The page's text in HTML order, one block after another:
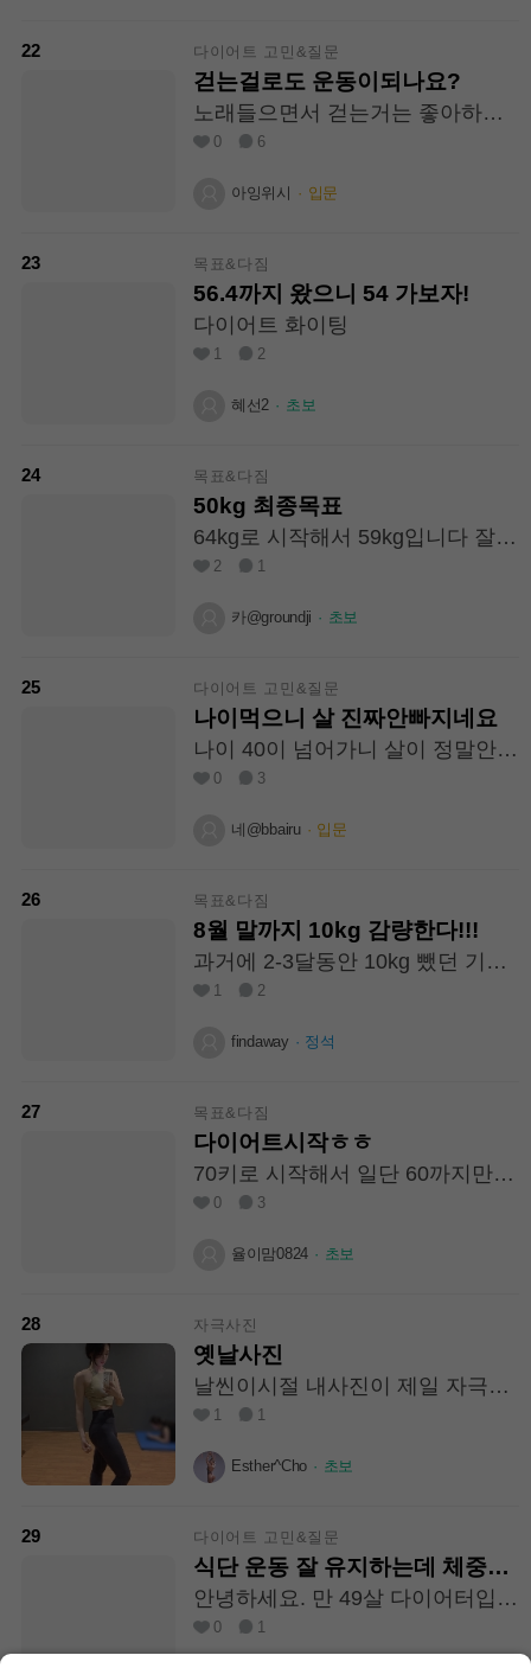
22 다이어트 고민&질문
걷는걸로도 운동이되나요?
노래들으면서 걷는거는 좋아하는
데 운동은 하기싫어서요… 걷는것
0 6
아잉위시 · 입문
23 목표&다짐
56.4까지 왔으니 54 가보자!
다이어트 화이팅
1 2
혜선2 · 초보
24 목표&다짐
50kg 최종목표
64kg로 시작해서 59kg입니다 잘할
수 있도록 응원부탁드려요
2 1
카@groundji · 초보
25 다이어트 고민&질문
나이먹으니 살 진짜안빠지네요
나이 40이 넘어가니 살이 정말안빠
집니다 고민이에요
0 3
네@bbairu · 입문
26 목표&다짐
8월 말까지 10kg 감량한다!!!
과거에 2-3달동안 10kg 뺐던 기억
을 되살려... 할 수 있다 잘하고 있
1 2
findaway · 정석
27 목표&다짐
다이어트시작ㅎㅎ
70키로 시작해서 일단 60까지만
빼보자 하고 시작하고있어요.식단
트 해볼려구요
0 3
율이맘0824 · 초보
28 자극사진
옛날사진
날씬이시절 내사진이 제일 자극이
잘되는 듯
1 1
Esther^Cho · 초보
29 다이어트 고민&질문
식단 운동 잘 유지하는데 체중이
들쭉 날쭉
안녕하세요. 만 49살 다이어터입니
다. 식단, 운동 병행해서 하고 있는
0 1